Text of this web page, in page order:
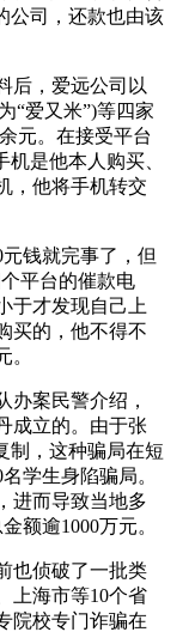
公司，还款也由该
，爱远公司以
“爱又米”)等四家
元。在接受平台
是他本人购买、
，他将手机转交
钱就完事了，但
平台的催款电
于才发现自己上
买的，他不得不
。
案民警介绍，
成立的。由于张
制，这种骗局在短
学生身陷骗局。
进而导致当地多
额逾1000万元。
侦破了一批类
上海市等10个省
院校专门诈骗在